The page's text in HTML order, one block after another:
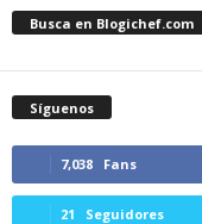
Busca en Blogichef.com
Síguenos
7,038 Fans
21 Seguidores